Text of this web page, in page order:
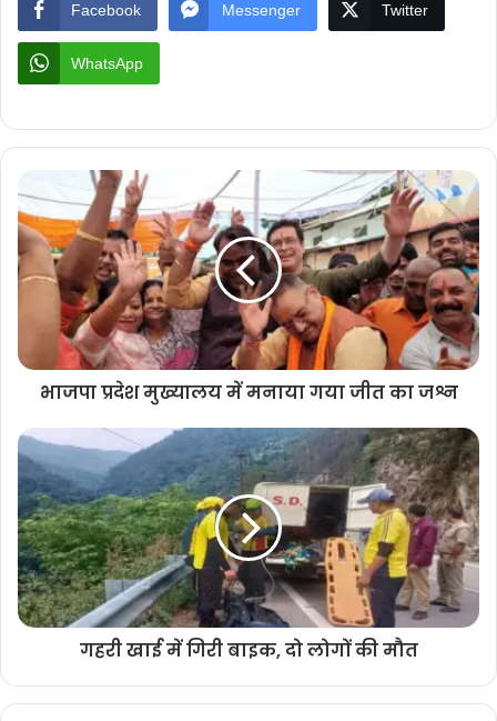
Facebook Messenger Twitter
WhatsApp
भाजपा प्रदेश मुख्यालय में मनाया गया जीत का जश्न
गहरी खाई में गिरी बाइक, दो लोगों की मौत